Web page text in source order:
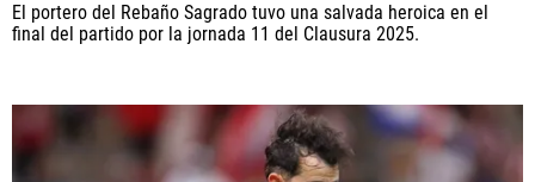
El portero del Rebaño Sagrado tuvo una salvada heroica en el
final del partido por la jornada 11 del Clausura 2025.